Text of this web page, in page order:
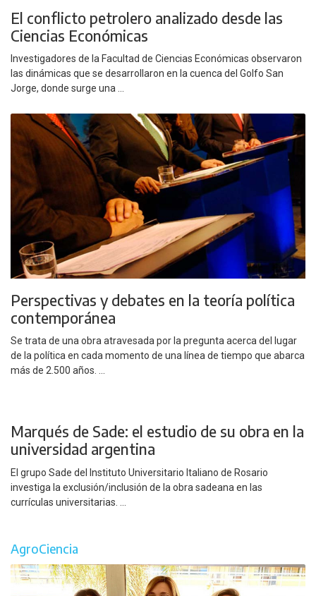
El conflicto petrolero analizado desde las
Ciencias Económicas
Investigadores de la Facultad de Ciencias Económicas observaron
las dinámicas que se desarrollaron en la cuenca del Golfo San
Jorge, donde surge una ...
Perspectivas y debates en la teoría política
contemporánea
Se trata de una obra atravesada por la pregunta acerca del lugar
de la política en cada momento de una línea de tiempo que abarca
más de 2.500 años. ...
Marqués de Sade: el estudio de su obra en la
universidad argentina
El grupo Sade del Instituto Universitario Italiano de Rosario
investiga la exclusión/inclusión de la obra sadeana en las
currículas universitarias. ...
AgroCiencia